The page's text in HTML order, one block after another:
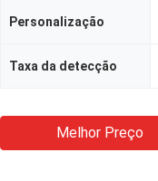
Personalização
Taxa da detecção
Melhor Preço